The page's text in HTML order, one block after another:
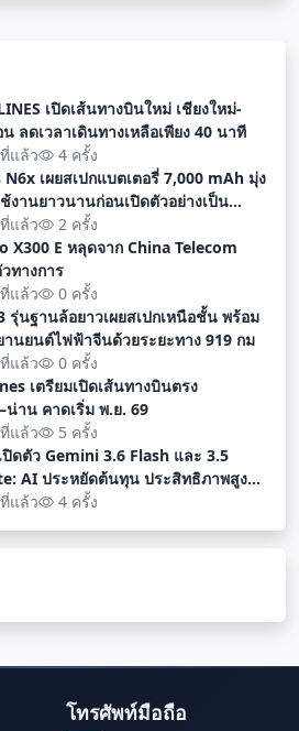
เปิดเส้นทางบินใหม่ เชียงใหม่-
ลดเวลาเดินทางเหลือเพียง 40 นาที
แล้ว
4 ครั้ง
เผยสเปกแบตเตอรี่ 7,000 mAh มุ่ง
งานยาวนานก่อนเปิดตัวอย่างเป็น
แล้ว
2 ครั้ง
X300 E หลุดจาก China Telecom
ทางการ
แล้ว
0 ครั้ง
รุ่นฐานล้อยาวเผยสเปกเหนือชั้น พร้อม
นยนต์ไฟฟ้าจีนด้วยระยะทาง 919 กม
แล้ว
0 ครั้ง
เตรียมเปิดเส้นทางบินตรง
น่าน คาดเริ่ม พ.ย. 69
แล้ว
5 ครั้ง
ปิดตัว Gemini 3.6 Flash และ 3.5
AI ประหยัดต้นทุน ประสิทธิภาพสูง
พัฒนา
แล้ว 4 ครั้ง
โทรศัพท์มือถือ